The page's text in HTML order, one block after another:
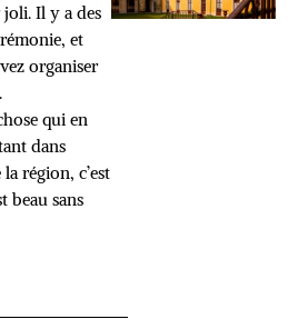
Il y a des
et
organiser
qui en
dans
région, c’est
beau sans